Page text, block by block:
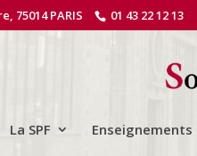
75014 PARIS 01 43 22 12 13
La SPF Enseignements